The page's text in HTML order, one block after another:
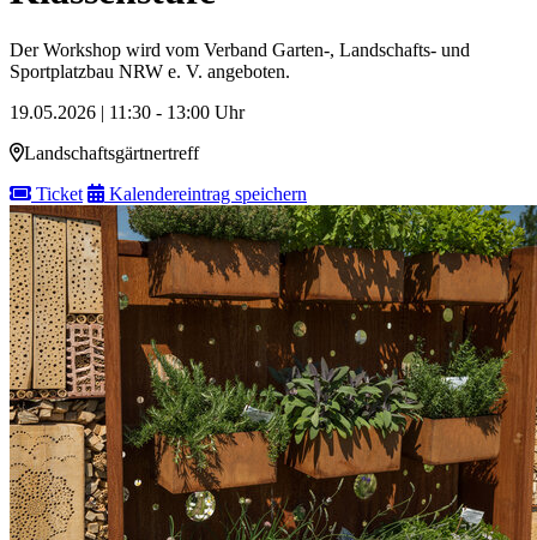
Der Workshop wird vom Verband Garten-, Landschafts- und
Sportplatzbau NRW e. V. angeboten.
19.05.2026 | 11:30 - 13:00 Uhr
Landschaftsgärtnertreff
Ticket
Kalendereintrag speichern